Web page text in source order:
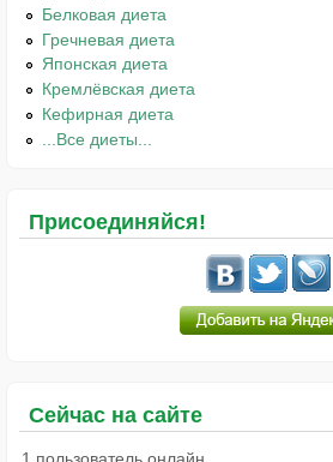
Белковая диета
Гречневая диета
Японская диета
Кремлёвская диета
Кефирная диета
...Все диеты...
Присоединяйся!
Сейчас на сайте